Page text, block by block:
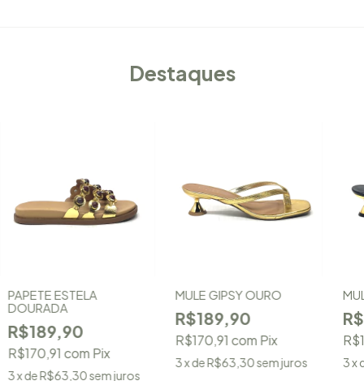
Destaques
PAPETE ESTELA
DOURADA
R$189,90
R$170,91 com Pix
3x deR$63,30sem juros
MULE GIPSY OURO
R$189,90
R$170,91 com Pix
3x deR$63,30sem juros 3x